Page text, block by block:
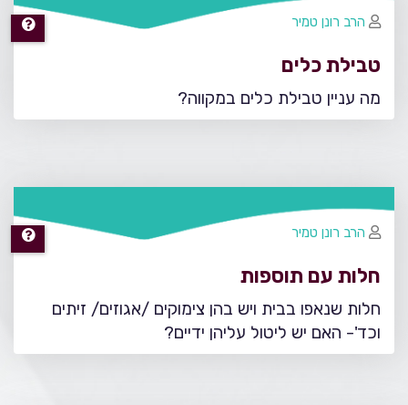
טבילת כלים
מה עניין טבילת כלים במקווה?
הרב רונן טמיר
חלות עם תוספות
חלות שנאפו בבית ויש בהן צימוקים /אגוזים/ זיתים
וכד'- האם יש ליטול עליהן ידיים?
הרב רונן טמיר